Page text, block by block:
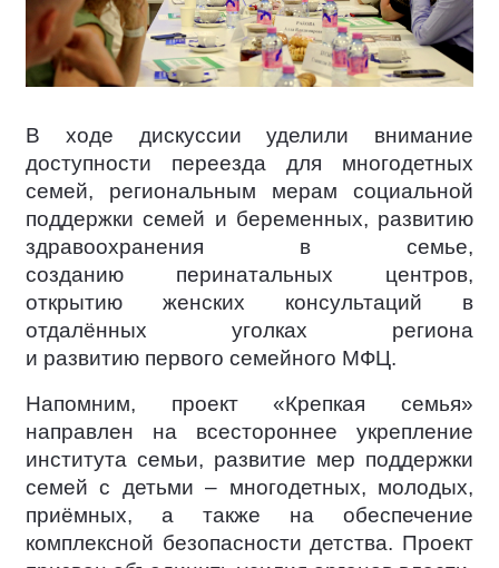
В ходе дискуссии уделили внимание
доступности переезда для многодетных
семей, региональным мерам социальной
поддержки семей и беременных, развитию
здравоохранения в семье,
созданию перинатальных центров,
открытию женских консультаций в
отдалённых уголках региона
и развитию первого семейного МФЦ.
Напомним, проект «Крепкая семья»
направлен на всестороннее укрепление
института семьи, развитие мер поддержки
семей с детьми – многодетных, молодых,
приёмных, а также на обеспечение
комплексной безопасности детства. Проект